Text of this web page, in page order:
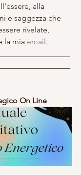
alla
e saggezza che
rivelate,
la mia email.
On Line